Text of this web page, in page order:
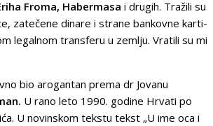
Fro­ma, Ha­ber­ma­sa i dru­gih. Tra­ži­li su
za­te­če­ne di­na­re i stra­ne ban­kov­ne kar­ti­
le­gal­nom tran­sfe­ru u ze­mlju. Vratili su mi
bio arogantan prema dr Jovanu
U rano leto 1990. godine Hrvati po
U novinskom tekstu tekst „U ime oca i